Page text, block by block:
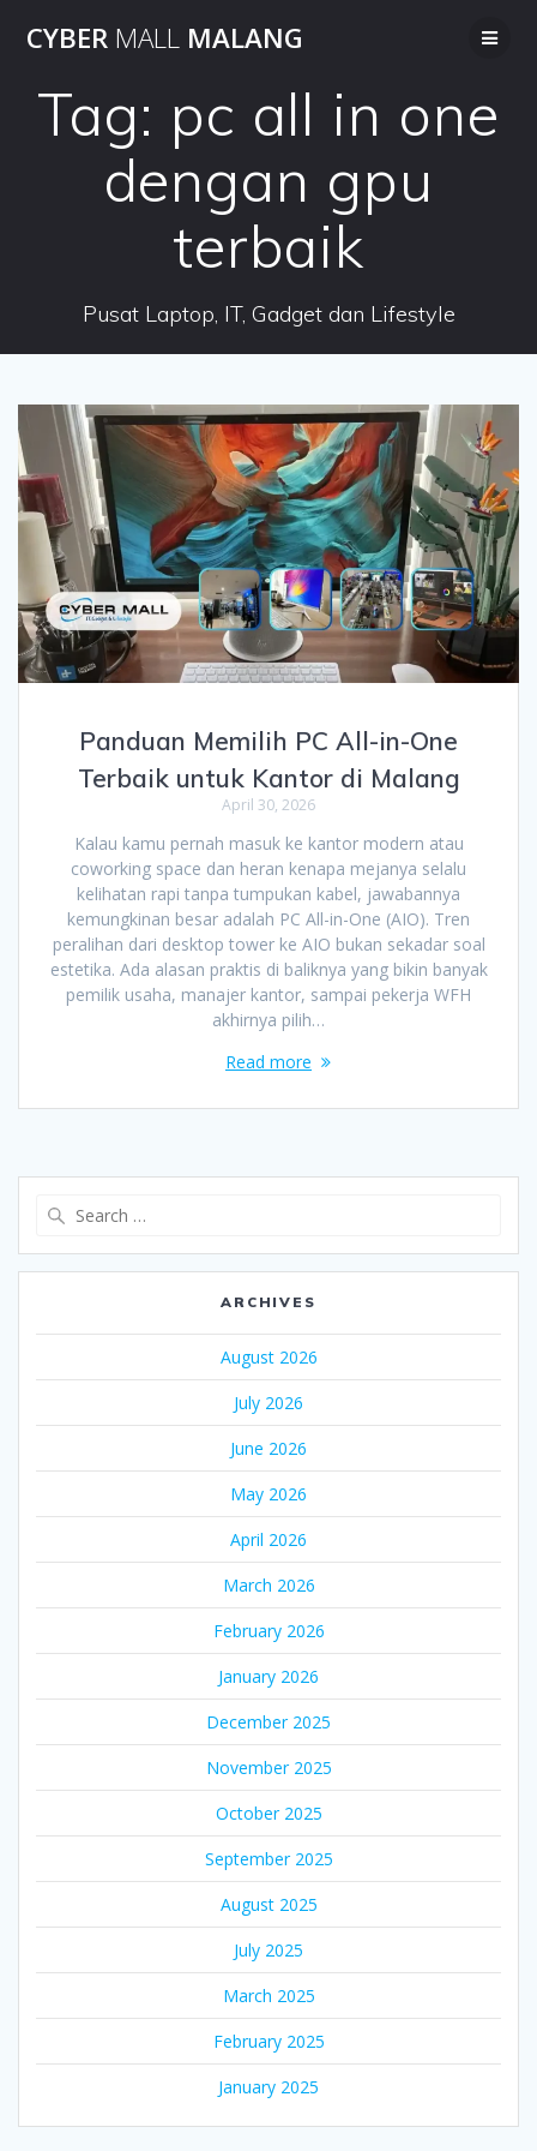
to
CYBER MALL MALANG
Tag: pc all in one
dengan gpu
terbaik
Pusat Laptop, IT, Gadget dan Lifestyle
Panduan Memilih PC All-in-One
Terbaik untuk Kantor di Malang
April 30, 2026
Kalau kamu pernah masuk ke kantor modern atau
coworking space dan heran kenapa mejanya selalu
kelihatan rapi tanpa tumpukan kabel, jawabannya
kemungkinan besar adalah PC All-in-One (AIO). Tren
peralihan dari desktop tower ke AIO bukan sekadar soal
estetika. Ada alasan praktis di baliknya yang bikin banyak
pemilik usaha, manajer kantor, sampai pekerja WFH
akhirnya pilih…
Read more
ARCHIVES
August 2026
July 2026
June 2026
May 2026
April 2026
March 2026
February 2026
January 2026
December 2025
November 2025
October 2025
September 2025
August 2025
July 2025
March 2025
February 2025
January 2025